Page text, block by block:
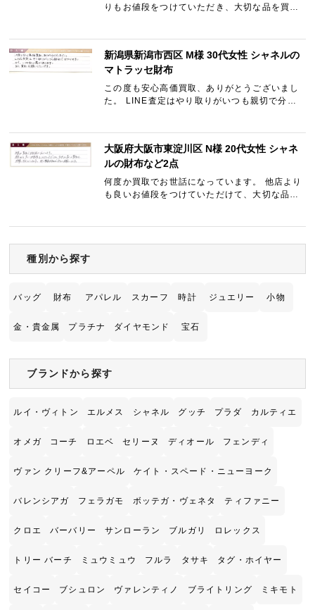
りもお値段をつけていただき、大切な品を買取
新潟県新潟市西区 M様 30代女性 シャネルの
マトラッセ財布
この度も安心高価買取、ありがとうございまし
た。 LINE査定はやり取りがいつも親切で分か
大阪府大阪市東淀川区 N様 20代女性 シャネ
ルの財布など2点
何度か買取でお世話になっています。 他店より
も良いお値段をつけていただけて、大切な品の
種別から探す
バッグ 財布 アパレル スカーフ 時計 ジュエリー 小物
金・貴金属 プラチナ ダイヤモンド 宝石
ブランドから探す
ルイ・ヴィトン エルメス シャネル グッチ プラダ カルティエ
オメガ コーチ ロエベ セリーヌ ディオール フェンディ
ヴァン クリーフ&アーペル ケイト・スペード・ニューヨーク
バレンシアガ フェラガモ ボッテガ・ヴェネタ ティファニー
クロエ バーバリー サンローラン ブルガリ ロレックス
トリー バーチ ミュウミュウ フルラ タサキ タグ・ホイヤー
セイコー ブシュロン ヴァレンティノ ブライトリング ミキモト